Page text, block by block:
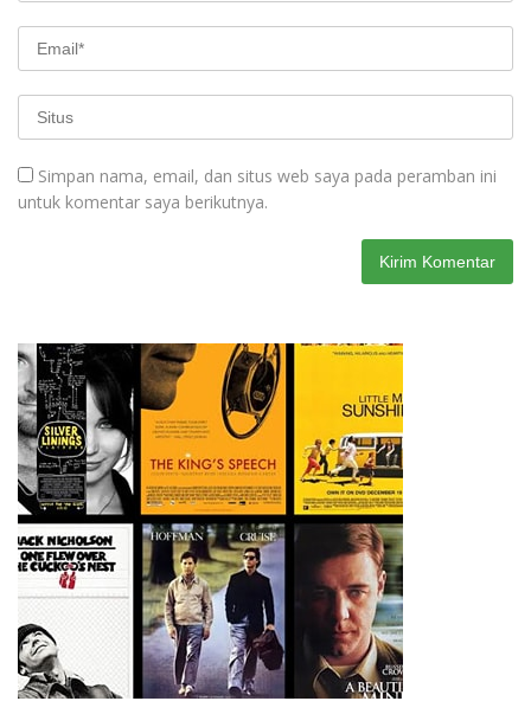
Simpan nama, email, dan situs web saya pada peramban ini
untuk komentar saya berikutnya.